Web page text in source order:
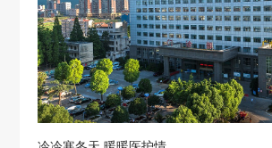
户对房前屋后环境卫生进行彻底清扫，有效改
善农村生活卫生环境。三是带着困难帮扶使
命，将全院干部职工的一片心意送给村民，让
驻村群众真正感受到党的温暖。